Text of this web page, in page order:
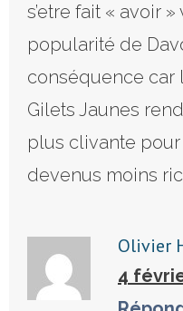
s’etre fait « avoir
popularité de
conséquence car
Gilets Jaunes
plus clivante
devenus moins
Olivier
4